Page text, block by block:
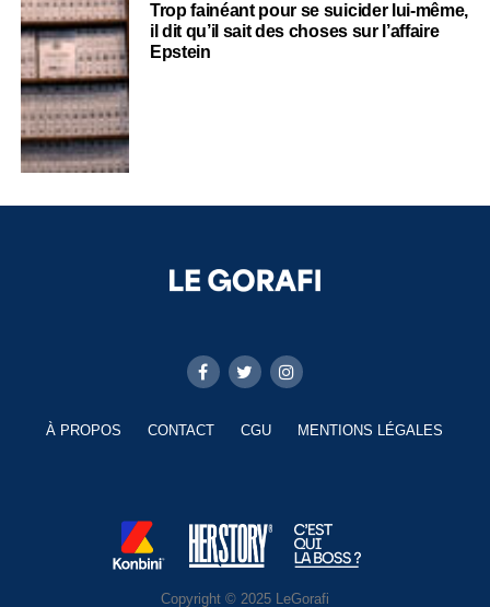
Trop fainéant pour se suicider lui-même,
il dit qu’il sait des choses sur l’affaire
Epstein
À PROPOS CONTACT CGU MENTIONS LÉGALES
Copyright © 2025 LeGorafi